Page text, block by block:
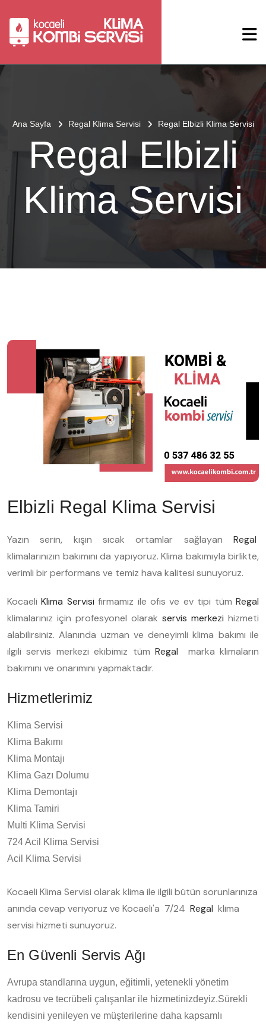
Ana Sayfa Regal Klima Servisi Regal Elbizli Klima Servisi
Regal Elbizli
Klima Servisi
Elbizli Regal Klima Servisi
Yazın serin, kışın sıcak ortamlar sağlayan Regal
klimalarınızın bakımını da yapıyoruz. Klima bakımıyla birlikte,
verimli bir performans ve temiz hava kalitesi sunuyoruz.
KocaeliKlima Servisifirmamız ile ofis ve ev tipi tümRegal
klimalarınız için profesyonel olarak servis merkezi hizmeti
alabilirsiniz. Alanında uzman ve deneyimli klima bakımı ile
ilgili servis merkezi ekibimiz tüm Regal marka klimaların
bakımını ve onarımını yapmaktadır.
Hizmetlerimiz
Klima Servisi
Klima Bakımı
Klima Montajı
Klima Gazı Dolumu
Klima Demontajı
Klima Tamiri
Multi Klima Servisi
724 Acil Klima Servisi
Acil Klima Servisi
Kocaeli Klima Servisi olarak klima ile ilgili bütün sorunlarınıza
anında cevap veriyoruz ve Kocaeli'a 7/24 Regal klima
servisi hizmeti sunuyoruz.
En Güvenli Servis Ağı
Avrupa standlarına uygun, eğitimli, yetenekli yönetim
kadrosu ve tecrübeli çalışanlar ile hizmetinizdeyiz.Sürekli
kendisini yenileyen ve müşterilerine daha kapsamlı